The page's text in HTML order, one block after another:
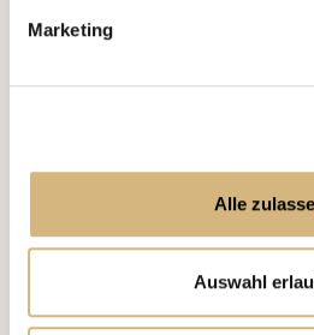
Marketing
Alle
Auswahl